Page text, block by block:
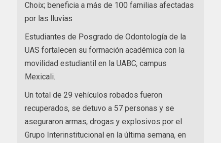
Choix; beneficia a más de 100 familias afectadas
por las lluvias
Estudiantes de Posgrado de Odontología de la
UAS fortalecen su formación académica con la
movilidad estudiantil en la UABC, campus
Mexicali.
Un total de 29 vehículos robados fueron
recuperados, se detuvo a 57 personas y se
aseguraron armas, drogas y explosivos por el
Grupo Interinstitucional en la última semana, en